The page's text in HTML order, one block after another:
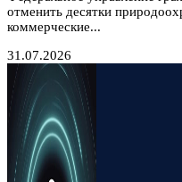
отменить десятки
коммерческие...
31.07.2026